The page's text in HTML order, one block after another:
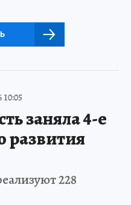
заняла 4-е
развития
228